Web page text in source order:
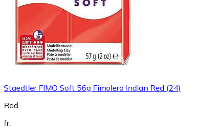
Staedtler FIMO Soft 56g Fimolera Indian Red (24)
Röd
fr.